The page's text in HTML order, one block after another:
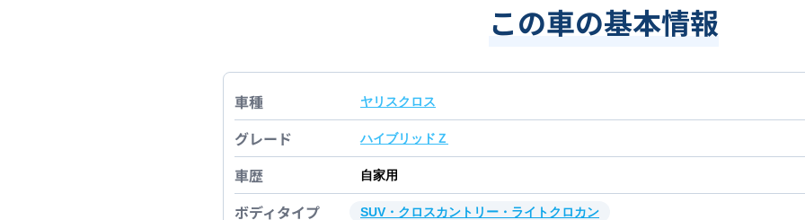
この車の基本情報
車種 ヤリスクロス
グレード ハイブリッドＺ
車歴 自家用
ボディタイプ SUV・クロスカントリー・ライトクロカン